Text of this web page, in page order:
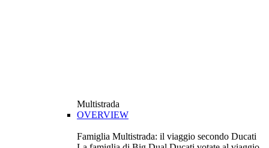
Multistrada
OVERVIEW
Famiglia Multistrada: il viaggio secondo Ducati